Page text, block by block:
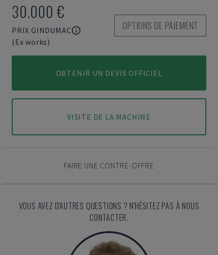
30.000 €
PRIX GINDUMAC
(Ex works)
OPTIONS DE PAIEMENT
OBTENIR UN DEVIS OFFICIEL
VISITE DE LA MACHINE
FAIRE UNE CONTRE-OFFRE
VOUS AVEZ D'AUTRES QUESTIONS ? N'HÉSITEZ PAS À NOUS
CONTACTER.